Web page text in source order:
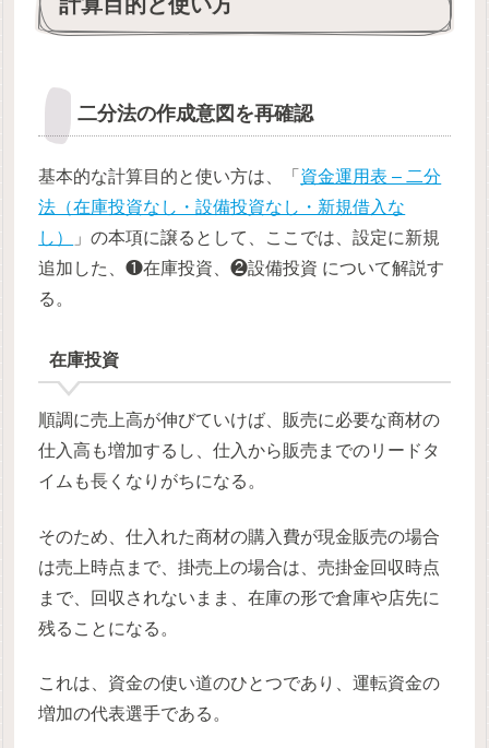
二分法の作成意図を再確認
基本的な計算目的と使い方は、「 資金運用表 – 二分
法（在庫投資なし・設備投資なし・新規借入な
し）
」の本項に譲るとして、ここでは、設定に新規
追加した、❶在庫投資、❷設備投資 について解説す
る。
在庫投資
順調に売上高が伸びていけば、販売に必要な商材の
仕入高も増加するし、仕入から販売までのリードタ
イムも長くなりがちになる。
そのため、仕入れた商材の購入費が現金販売の場合
は売上時点まで、掛売上の場合は、売掛金回収時点
まで、回収されないまま、在庫の形で倉庫や店先に
残ることになる。
これは、資金の使い道のひとつであり、運転資金の
増加の代表選手である。